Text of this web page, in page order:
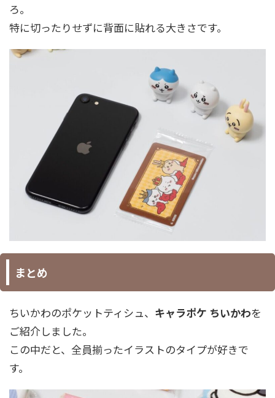
ろ。
特に切ったりせずに背面に貼れる大きさです。
まとめ
ちいかわのポケットティシュ、 キャラポケ ちいかわを
ご紹介しました。
この中だと、全員揃ったイラストのタイプが好きで
す。